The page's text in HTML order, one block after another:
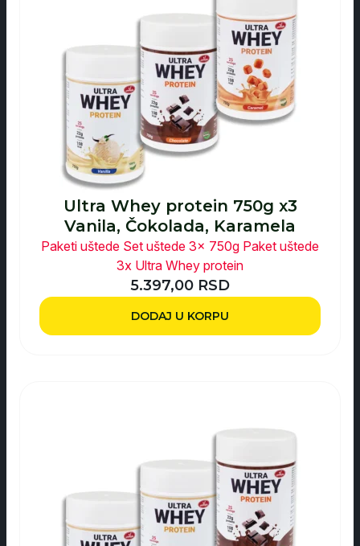
Ultra Whey protein 750g x3
Vanila, Čokolada, Karamela
Paketi uštede Set uštede 3x 750g Paket uštede
3x Ultra Whey protein
5.397,00 RSD
DODAJ U KORPU